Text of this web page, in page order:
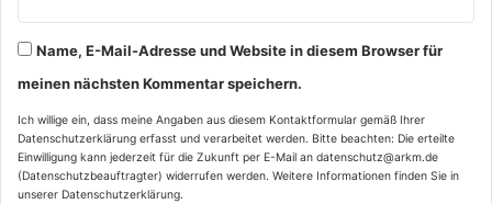
Name, E-Mail-Adresse und Website in diesem Browser für
meinen nächsten Kommentar speichern.
Ich willige ein, dass meine Angaben aus diesem Kontaktformular gemäß Ihrer
Datenschutzerklärung erfasst und verarbeitet werden. Bitte beachten: Die erteilte
Einwilligung kann jederzeit für die Zukunft per E-Mail an datenschutz@arkm.de
(Datenschutzbeauftragter) widerrufen werden. Weitere Informationen finden Sie in
unserer Datenschutzerklärung.